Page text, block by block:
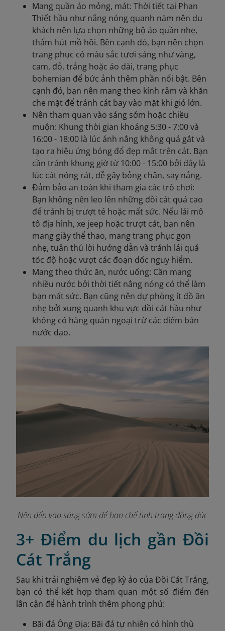
Mang quần áo mỏng, mát: Thời tiết tại Phan
Thiết hầu như nắng nóng quanh năm nên du
khách nên lựa chọn những bộ áo quần nhẹ,
thấm hút mồ hôi. Bên cạnh đó, bạn nên chọn
trang phục có màu sắc tươi sáng như vàng,
cam, đỏ, trắng hoặc áo dài, trang phục
bohemian để bức ảnh thêm phần nổi bật. Bên
cạnh đó, bạn nên mang theo kính râm và khăn
che mặt để tránh cát bay vào mặt khi gió lớn.
Nên tham quan vào sáng sớm hoặc chiều
muộn: Khung thời gian khoảng 5:30 - 7:00 và
16:00 - 18:00 là lúc ánh nắng không quá gắt và
tạo ra hiệu ứng bóng đổ đẹp mắt trên cát. Bạn
cần tránh khung giờ từ 10:00 - 15:00 bởi đây là
lúc cát nóng rát, dễ gây bỏng chân, say nắng.
Đảm bảo an toàn khi tham gia các trò chơi:
Bạn không nên leo lên những đồi cát quá cao
để tránh bị trượt té hoặc mất sức. Nếu lái mô
tô địa hình, xe jeep hoặc trượt cát, bạn nên
mang giày thể thao, mang trang phục gọn
nhẹ, tuân thủ lời hướng dẫn và tránh lái quá
tốc độ hoặc vượt các đoạn dốc nguy hiểm.
Mang theo thức ăn, nước uống: Cần mang
nhiều nước bởi thời tiết nắng nóng có thể làm
bạn mất sức. Bạn cũng nên dự phòng ít đồ ăn
nhẹ bởi xung quanh khu vực đồi cát hầu như
không có hàng quán ngoại trừ các điểm bán
nước dạo.
Nên đến vào sáng sớm để hạn chế tình trạng đông đúc
3+ Điểm du lịch gần Đồi
Cát Trắng
Sau khi trải nghiệm vẻ đẹp kỳ ảo của Đồi Cát Trắng,
bạn có thể kết hợp tham quan một số điểm đến
lân cận để hành trình thêm phong phú:
Bãi đá Ông Địa: Bãi đá tự nhiên có hình thù